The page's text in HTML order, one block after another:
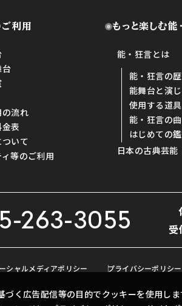
く広告配信等の目的でクッキーを使用し
利用
台
の流れ
表
いて
等のご利用
もっと楽しむ能
能・狂言とは
能・狂言の
能舞台と演
使用する道具
能・狂言の
はじめての
日本の古典芸能
263-3055
受
シャルメディアポリシー プライバシーポリシー